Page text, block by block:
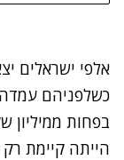
אלפי ישראלים
כשלפניהם
בפחות
הייתה קיימת רק